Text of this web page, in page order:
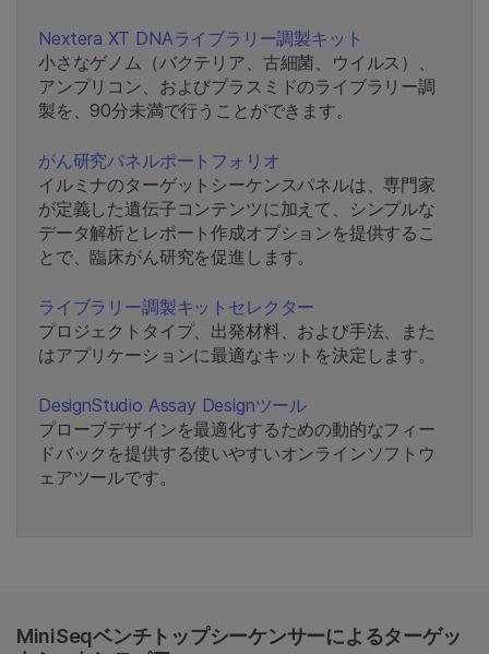
Nextera XT DNAライブラリー調製キット
小さなゲノム（バクテリア、古細菌、ウイルス）、
アンプリコン、およびプラスミドのライブラリー調
製を、90分未満で行うことができます。
がん研究パネルポートフォリオ
イルミナのターゲットシーケンスパネルは、専門家
が定義した遺伝子コンテンツに加えて、シンプルな
データ解析とレポート作成オプションを提供するこ
とで、臨床がん研究を促進します。
ライブラリー調製キットセレクター
プロジェクトタイプ、出発材料、および手法、また
はアプリケーションに最適なキットを決定します。
DesignStudio Assay Designツール
プローブデザインを最適化するための動的なフィー
ドバックを提供する使いやすいオンラインソフトウ
ェアツールです。
MiniSeqベンチトップシーケンサーによるターゲッ